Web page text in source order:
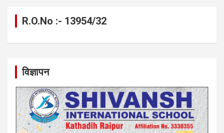
R.O.No :- 13954/32
विज्ञापन